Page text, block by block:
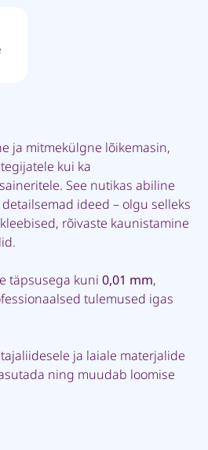
ja mitmekülgne lõikemasin,
kui ka
See nutikas abiline
ideed – olgu selleks
rõivaste kaunistamine
täpsusega kuni 0,01 mm,
tulemused igas
ja laiale materjalide
ning muudab loomise